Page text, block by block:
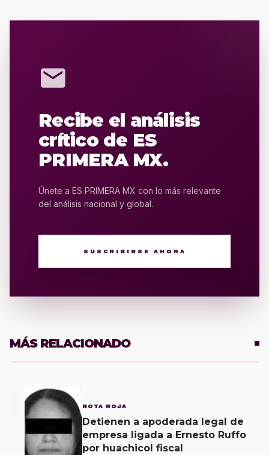
mail
Recibe el análisis
crítico de ES
PRIMERA MX.
Únete a ES PRIMERA MX con lo más relevante
del análisis nacional y global.
SUSCRIBIRSE AHORA
MÁS RELACIONADO
NOTA ROJA
Detienen a apoderada legal de
empresa ligada a Ernesto Ruffo
por huachicol fiscal